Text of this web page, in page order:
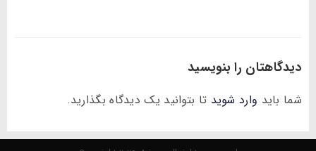
دیدگاهتان را بنویسید
شما باید وارد شوید تا بتوانید یک دیدگاه بگذارید.